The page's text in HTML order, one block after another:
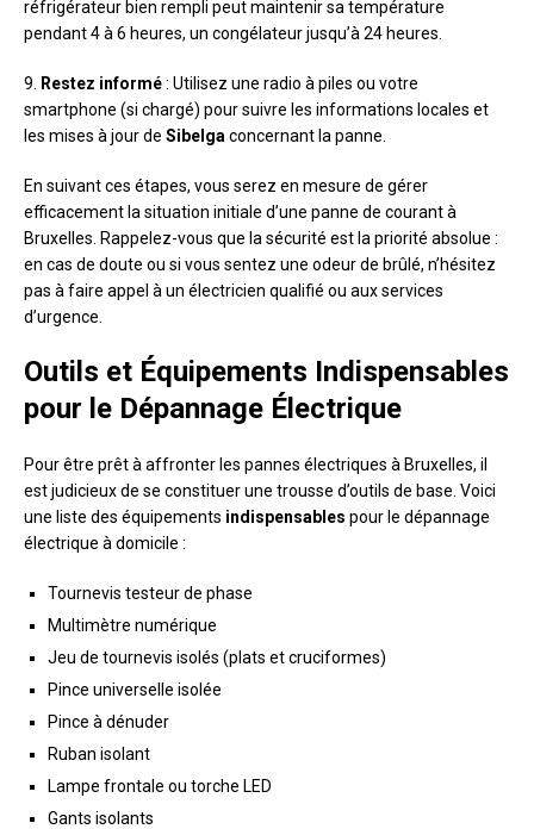
réfrigérateur bien rempli peut maintenir sa température
pendant 4 à 6 heures, un congélateur jusqu’à 24 heures.
9. Restez informé: Utilisez une radio à piles ou votre
smartphone (si chargé) pour suivre les informations locales et
les mises à jour de Sibelga concernant la panne.
En suivant ces étapes, vous serez en mesure de gérer
efficacement la situation initiale d’une panne de courant à
Bruxelles. Rappelez-vous que la sécurité est la priorité absolue :
en cas de doute ou si vous sentez une odeur de brûlé, n’hésitez
pas à faire appel à un électricien qualifié ou aux services
d’urgence.
Outils et Équipements Indispensables
pour le Dépannage Électrique
Pour être prêt à affronter les pannes électriques à Bruxelles, il
est judicieux de se constituer une trousse d’outils de base. Voici
une liste des équipements indispensables pour le dépannage
électrique à domicile :
Tournevis testeur de phase
Multimètre numérique
Jeu de tournevis isolés (plats et cruciformes)
Pince universelle isolée
Pince à dénuder
Ruban isolant
Lampe frontale ou torche LED
Gants isolants